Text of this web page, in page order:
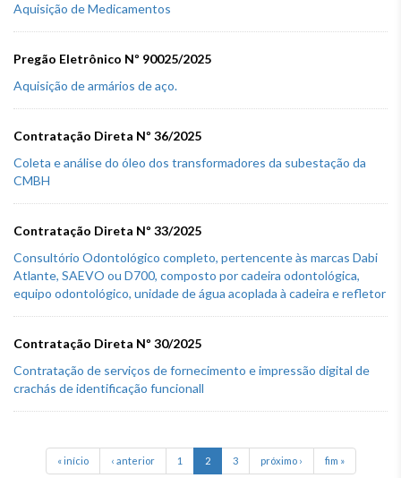
Aquisição de Medicamentos
Pregão Eletrônico Nº 90025/2025
Aquisição de armários de aço.
Contratação Direta Nº 36/2025
Coleta e análise do óleo dos transformadores da subestação da
CMBH
Contratação Direta Nº 33/2025
Consultório Odontológico completo, pertencente às marcas Dabi
Atlante, SAEVO ou D700, composto por cadeira odontológica,
equipo odontológico, unidade de água acoplada à cadeira e refletor
Contratação Direta Nº 30/2025
Contratação de serviços de fornecimento e impressão digital de
crachás de identificação funcionall
« início ‹ anterior 1 2 3 próximo › fim »